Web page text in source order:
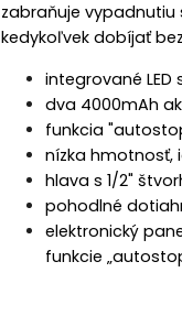
zabraňuje vypadnutiu
kedykoľvek dobíjať
integrované
dva 4000mAh
funkcia
nízka hmotnosť,
hlava s 1/2"
pohodlné
elektronický
funkcie